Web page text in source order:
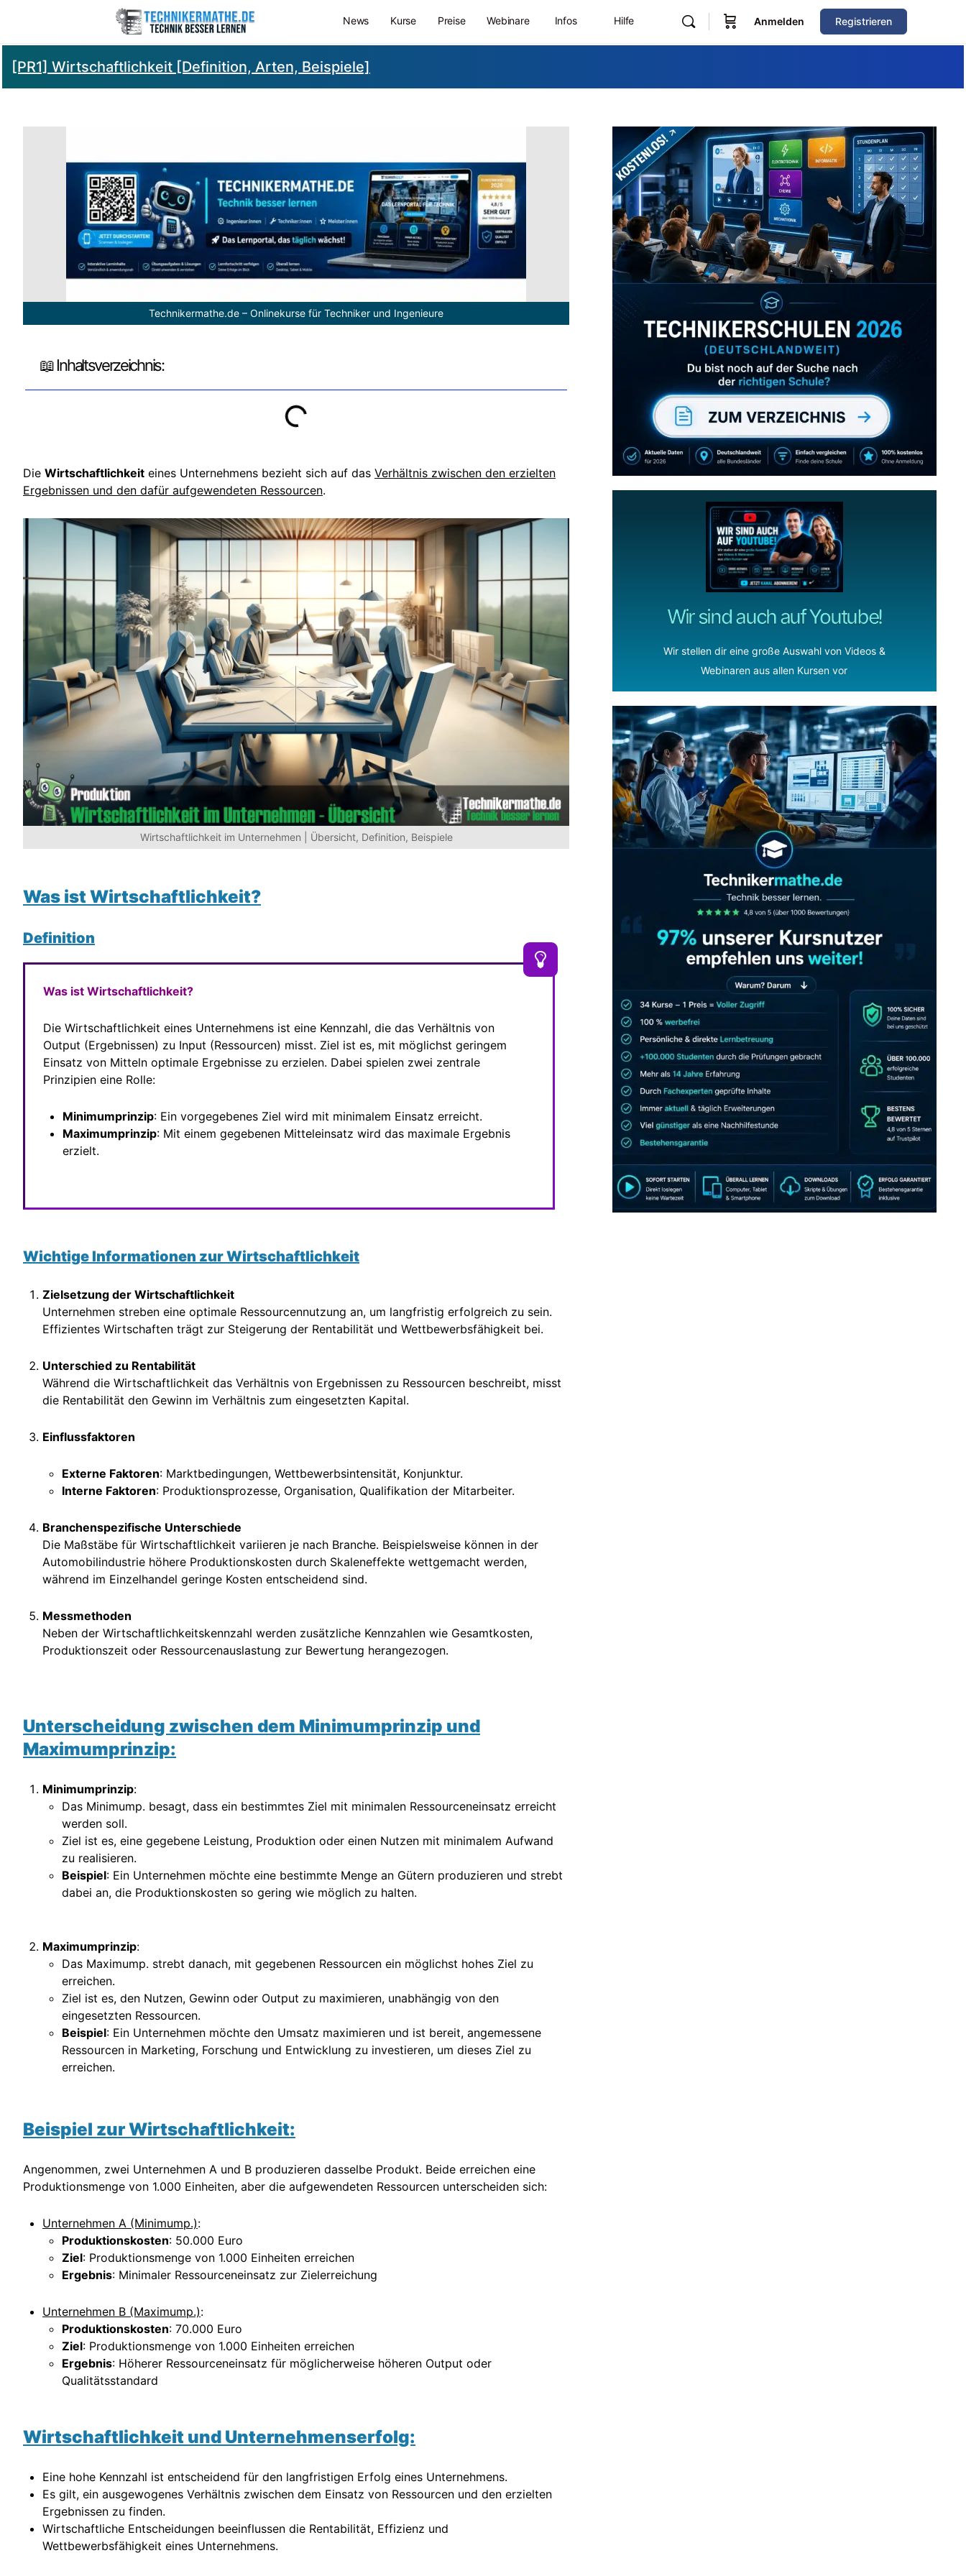
News Kurse Preise Webinare Infos Hilfe Anmelden Registrieren
[PR1] Wirtschaftlichkeit [Definition, Arten, Beispiele]
Technikermathe.de – Onlinekurse für Techniker und Ingenieure
📖 Inhaltsverzeichnis:
Die Wirtschaftlichkeit eines Unternehmens bezieht sich auf das Verhältnis zwischen den erzielten
Ergebnissen und den dafür aufgewendeten Ressourcen.
Wirtschaftlichkeit im Unternehmen | Übersicht, Definition, Beispiele
Was ist Wirtschaftlichkeit?
Definition
Was ist Wirtschaftlichkeit?
Die Wirtschaftlichkeit eines Unternehmens ist eine Kennzahl, die das Verhältnis von
Output (Ergebnissen) zu Input (Ressourcen) misst. Ziel ist es, mit möglichst geringem
Einsatz von Mitteln optimale Ergebnisse zu erzielen. Dabei spielen zwei zentrale
Prinzipien eine Rolle:
Minimumprinzip: Ein vorgegebenes Ziel wird mit minimalem Einsatz erreicht.
Maximumprinzip: Mit einem gegebenen Mitteleinsatz wird das maximale Ergebnis
erzielt.
Wichtige Informationen zur Wirtschaftlichkeit
Zielsetzung der Wirtschaftlichkeit
Unternehmen streben eine optimale Ressourcennutzung an, um langfristig erfolgreich zu sein.
Effizientes Wirtschaften trägt zur Steigerung der Rentabilität und Wettbewerbsfähigkeit bei.
Unterschied zu Rentabilität
Während die Wirtschaftlichkeit das Verhältnis von Ergebnissen zu Ressourcen beschreibt, misst
die Rentabilität den Gewinn im Verhältnis zum eingesetzten Kapital.
Einflussfaktoren
Externe Faktoren: Marktbedingungen, Wettbewerbsintensität, Konjunktur.
Interne Faktoren: Produktionsprozesse, Organisation, Qualifikation der Mitarbeiter.
Branchenspezifische Unterschiede
Die Maßstäbe für Wirtschaftlichkeit variieren je nach Branche. Beispielsweise können in der
Automobilindustrie höhere Produktionskosten durch Skaleneffekte wettgemacht werden,
während im Einzelhandel geringe Kosten entscheidend sind.
Messmethoden
Neben der Wirtschaftlichkeitskennzahl werden zusätzliche Kennzahlen wie Gesamtkosten,
Produktionszeit oder Ressourcenauslastung zur Bewertung herangezogen.
Unterscheidung zwischen dem Minimumprinzip und
Maximumprinzip:
Minimumprinzip:
Das Minimump. besagt, dass ein bestimmtes Ziel mit minimalen Ressourceneinsatz erreicht
werden soll.
Ziel ist es, eine gegebene Leistung, Produktion oder einen Nutzen mit minimalem Aufwand
zu realisieren.
Beispiel: Ein Unternehmen möchte eine bestimmte Menge an Gütern produzieren und strebt
dabei an, die Produktionskosten so gering wie möglich zu halten.
Maximumprinzip:
Das Maximump. strebt danach, mit gegebenen Ressourcen ein möglichst hohes Ziel zu
erreichen.
Ziel ist es, den Nutzen, Gewinn oder Output zu maximieren, unabhängig von den
eingesetzten Ressourcen.
Beispiel: Ein Unternehmen möchte den Umsatz maximieren und ist bereit, angemessene
Ressourcen in Marketing, Forschung und Entwicklung zu investieren, um dieses Ziel zu
erreichen.
Beispiel zur Wirtschaftlichkeit:
Angenommen, zwei Unternehmen A und B produzieren dasselbe Produkt. Beide erreichen eine
Produktionsmenge von 1.000 Einheiten, aber die aufgewendeten Ressourcen unterscheiden sich:
Unternehmen A (Minimump.):
Produktionskosten: 50.000 Euro
Ziel: Produktionsmenge von 1.000 Einheiten erreichen
Ergebnis: Minimaler Ressourceneinsatz zur Zielerreichung
Unternehmen B (Maximump.):
Produktionskosten: 70.000 Euro
Ziel: Produktionsmenge von 1.000 Einheiten erreichen
Ergebnis: Höherer Ressourceneinsatz für möglicherweise höheren Output oder
Qualitätsstandard
Wirtschaftlichkeit und Unternehmenserfolg:
Eine hohe Kennzahl ist entscheidend für den langfristigen Erfolg eines Unternehmens.
Es gilt, ein ausgewogenes Verhältnis zwischen dem Einsatz von Ressourcen und den erzielten
Ergebnissen zu finden.
Wirtschaftliche Entscheidungen beeinflussen die Rentabilität, Effizienz und
Wettbewerbsfähigkeit eines Unternehmens.
Zum Verzeichnis
Wir sind auch auf Youtube!
Wir stellen dir eine große Auswahl von Videos &
Webinaren aus allen Kursen vor
Abonniere uns auch
gerne
wenn dir unsere Videos gefallen!
ZUM YOUTUBE KANAL
JETZT AB 7,40 EUR/MONAT PERFEKT LERNEN